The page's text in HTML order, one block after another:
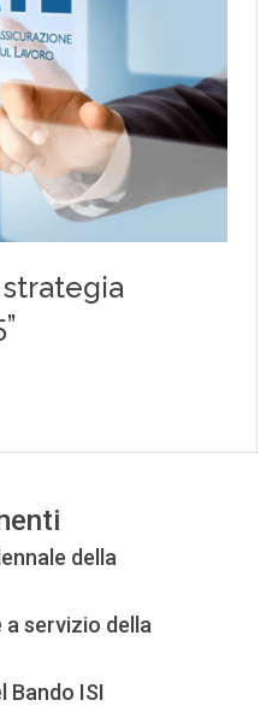
della
servizio della
Bando ISI